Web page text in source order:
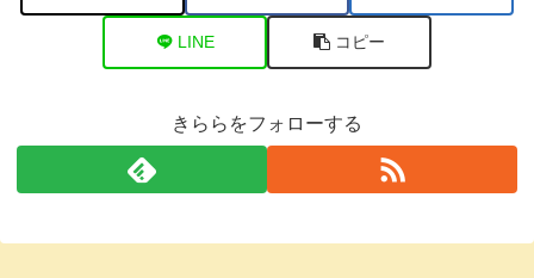
LINE コピー
きららをフォローする